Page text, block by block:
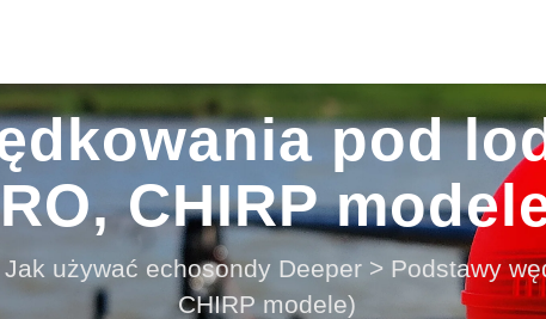
pod
CHIRP
Jak używać echosondy Deeper > Podstawy
CHIRP modele)